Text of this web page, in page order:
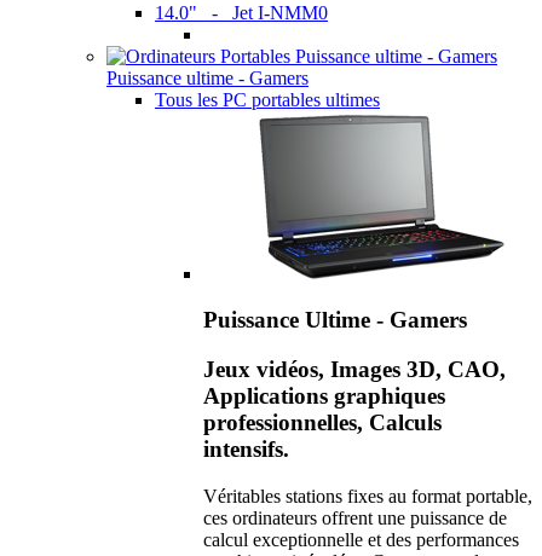
14.0" - Jet I-NMM0
Puissance ultime - Gamers
Tous les PC portables ultimes
Puissance Ultime - Gamers
Jeux vidéos, Images 3D, CAO,
Applications graphiques
professionnelles, Calculs
intensifs.
Véritables stations fixes au format portable,
ces ordinateurs offrent une puissance de
calcul exceptionnelle et des performances